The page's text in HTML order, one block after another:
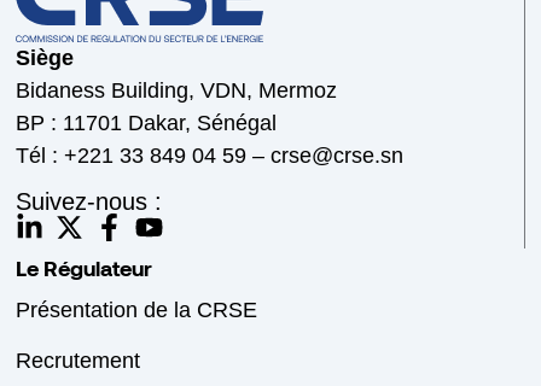
Siège
Bidaness Building, VDN, Mermoz
BP : 11701 Dakar, Sénégal
Tél : +221 33 849 04 59 – crse@crse.sn
Suivez-nous :
Le Régulateur
Présentation de la CRSE
Recrutement